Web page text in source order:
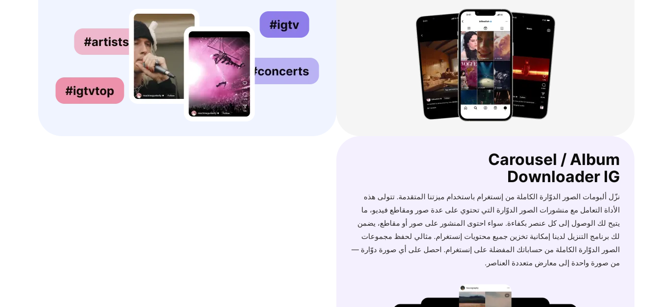
Carousel / Album
Downloader IG
نزّل ألبومات الصور الدوّارة الكاملة من إنستغرام باستخدام ميزتنا المتقدمة. تتولى هذه
الأداة التعامل مع منشورات الصور الدوّارة التي تحتوي على عدة صور ومقاطع فيديو، ما
يتيح لك الوصول إلى كل عنصر بكفاءة. سواء احتوى المنشور على صور أو مقاطع، يضمن
لك برنامج التنزيل لدينا إمكانية تخزين جميع محتويات إنستغرام. مثالي لحفظ مجموعات
الصور الدوّارة الكاملة من حساباتك المفضلة على إنستغرام. احصل على أي صورة دوّارة —
من صورة واحدة إلى معارض متعددة العناصر.